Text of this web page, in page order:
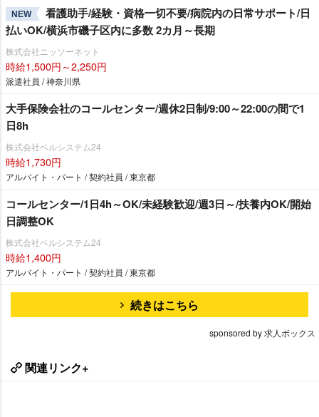
NEW
看護助手/経験・資格一切不要/病院内の日常サポート/日
払いOK/横浜市磯子区内に多数 2カ月～長期
株式会社ニッソーネット
時給1,500円～2,250円
派遣社員 / 神奈川県
大手保険会社のコールセンター/週休2日制/9:00～22:00の間で1
日8h
株式会社ベルシステム24
時給1,730円
アルバイト・パート / 契約社員 / 東京都
コールセンター/1日4h～OK/未経験歓迎/週3日～/扶養内OK/開始
日調整OK
株式会社ベルシステム24
時給1,400円
アルバイト・パート / 契約社員 / 東京都
続きはこちら
sponsored by 求人ボックス
関連リンク+